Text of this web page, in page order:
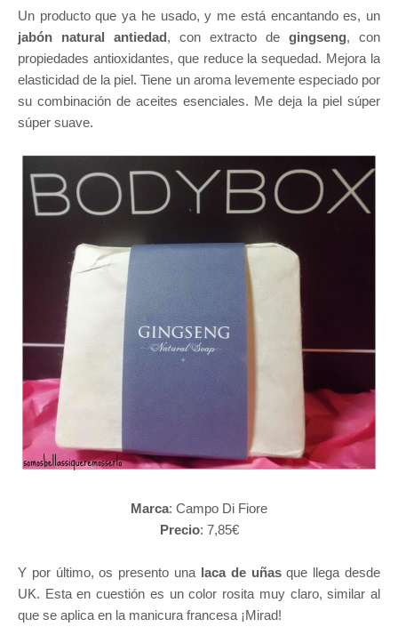
Un producto que ya he usado, y me está encantando es, un
jabón natural antiedad, con extracto de gingseng, con
propiedades antioxidantes, que reduce la sequedad. Mejora la
elasticidad de la piel. Tiene un aroma levemente especiado por
su combinación de aceites esenciales. Me deja la piel súper
súper suave.
Marca: Campo Di Fiore
Precio: 7,85€
Y por último, os presento una laca de uñasque llega desde
UK. Esta en cuestión es un color rosita muy claro, similar al
que se aplica en la manicura francesa ¡Mirad!